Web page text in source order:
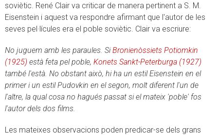
soviètic. René Clair va criticar de manera pertinent a S. M.
Eisenstein i aquest va respondre afirmant que l'autor de les
seves pel·lícules era el poble soviètic. Clair va escriure:
No juguem amb les paraules. SiBronienòssiets Potiomkin
(1925) està feta pel poble, Konets Sankt-Peterburga (1927)
també l'està. No obstant això, hi ha un estil Eisenstein en el
primer i un estil Pudovkin en el segon, molt diferent l'un de
l'altre, la qual cosa no hagués passat si el mateix 'poble' fos
l'autor dels dos films.
Les mateixes observacions poden predicar-se dels grans